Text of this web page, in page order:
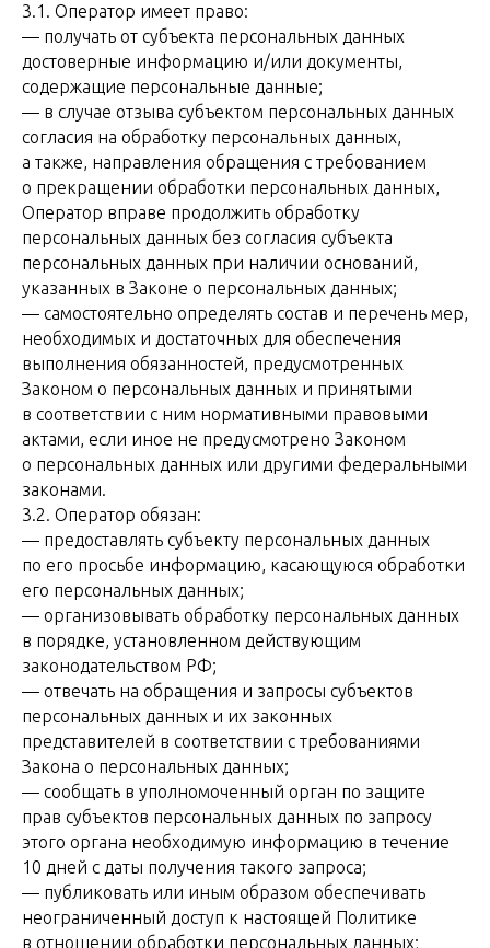
3.1. Оператор имеет право:
— получать от субъекта персональных данных
достоверные информацию и/или документы,
содержащие персональные данные;
— в случае отзыва субъектом персональных данных
согласия на обработку персональных данных,
а также, направления обращения с требованием
о прекращении обработки персональных данных,
Оператор вправе продолжить обработку
персональных данных без согласия субъекта
персональных данных при наличии оснований,
указанных в Законе о персональных данных;
— самостоятельно определять состав и перечень мер,
необходимых и достаточных для обеспечения
выполнения обязанностей, предусмотренных
Законом о персональных данных и принятыми
в соответствии с ним нормативными правовыми
актами, если иное не предусмотрено Законом
о персональных данных или другими федеральными
законами.
3.2. Оператор обязан:
— предоставлять субъекту персональных данных
по его просьбе информацию, касающуюся обработки
его персональных данных;
— организовывать обработку персональных данных
в порядке, установленном действующим
законодательством РФ;
— отвечать на обращения и запросы субъектов
персональных данных и их законных
представителей в соответствии с требованиями
Закона о персональных данных;
— сообщать в уполномоченный орган по защите
прав субъектов персональных данных по запросу
этого органа необходимую информацию в течение
10 дней с даты получения такого запроса;
— публиковать или иным образом обеспечивать
неограниченный доступ к настоящей Политике
в отношении обработки персональных данных;